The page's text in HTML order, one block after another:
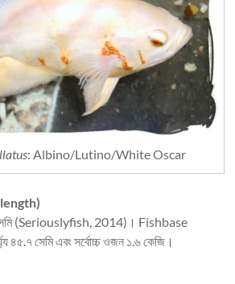
: Albino/Lutino/White Oscar
length)
সেমি (Seriouslyfish, 2014)। Fishbase
৪৫.৭ সেমি এবং সর্বোচ্চ ওজন ১.৬ কেজি।